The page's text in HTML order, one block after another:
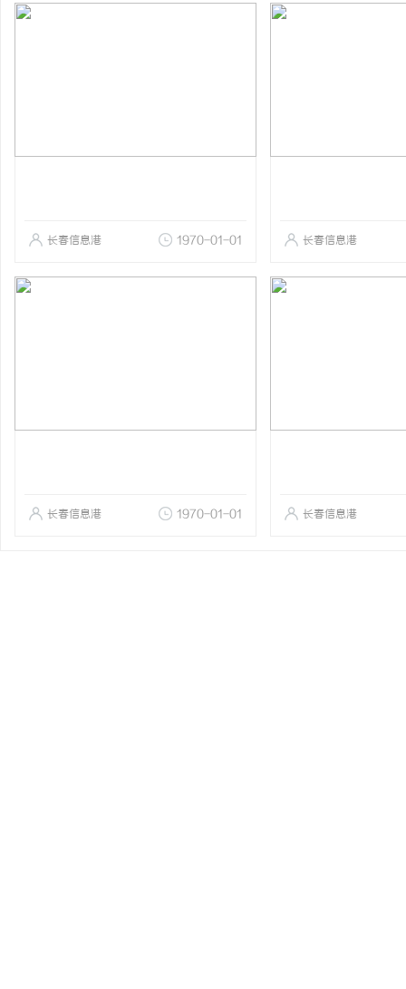
长春信息港 1970-01-01 长春信息港
长春信息港 1970-01-01 长春信息港